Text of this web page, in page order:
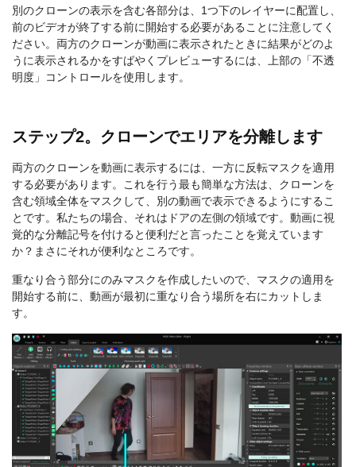
別のクローンの表示を含む各部分は、1つ下のレイヤーに配置し、
前のビデオが終了する前に開始する必要があることに注意してく
ださい。両方のクローンが動画に表示されたときに結果がどのよ
うに表示されるかをすばやくプレビューするには、上部の「不透
明度」コントロールを使用します。
ステップ2。クローンでエリアを分離します
両方のクローンを動画に表示するには、一方に反転マスクを適用
する必要があります。これを行う最も簡単な方法は、クローンを
含む領域全体をマスクして、別の動画で表示できるようにするこ
とです。私たちの場合、それはドアの左側の領域です。動画に視
覚的な分離記号を付けると便利だと言ったことを覚えています
か？まさにそれが便利なところです。
重なり合う部分にのみマスクを作成したいので、マスクの適用を
開始する前に、動画が最初に重なり合う場所を右にカットしま
す。